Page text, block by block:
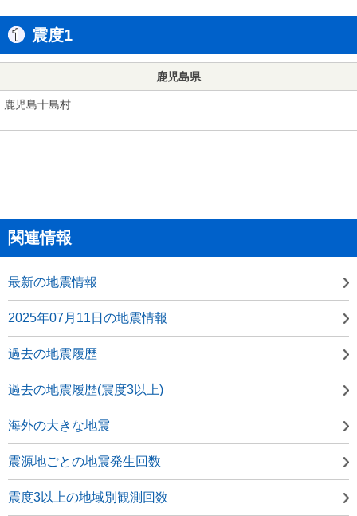
震度1
鹿児島県
鹿児島十島村
関連情報
最新の地震情報
2025年07月11日の地震情報
過去の地震履歴
過去の地震履歴(震度3以上)
海外の大きな地震
震源地ごとの地震発生回数
震度3以上の地域別観測回数